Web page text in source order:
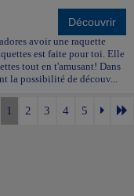
Découvrir
avoir une raquette
est faite pour toi. Elle
tout en t'amusant! Dans
la possibilité de découv...
1 2 3 4 5